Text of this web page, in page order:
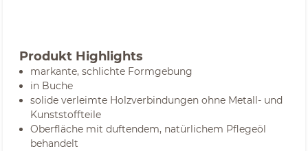
Produkt Highlights
markante, schlichte Formgebung
in Buche
solide verleimte Holzverbindungen ohne Metall- und
Kunststoffteile
Oberfläche mit duftendem, natürlichem Pflegeöl
behandelt